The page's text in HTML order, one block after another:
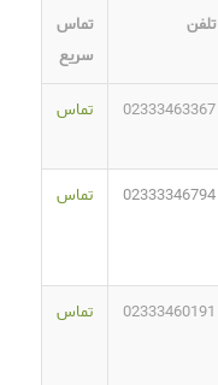
تلفن
تماس
سریع
02333463367 تماس
02333346794 تماس
02333460191 تماس